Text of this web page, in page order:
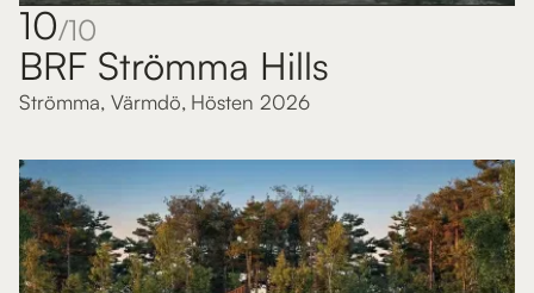
10/10
BRF Strömma Hills
Strömma, Värmdö, Hösten 2026